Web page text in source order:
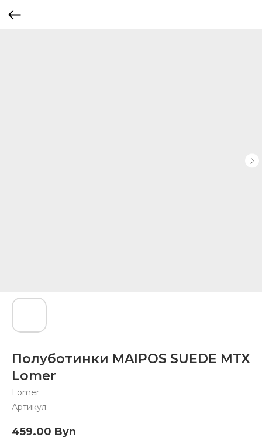
Полуботинки MAIPOS SUEDE MTX
Lomer
Lomer
Артикул:
459.00 Byn